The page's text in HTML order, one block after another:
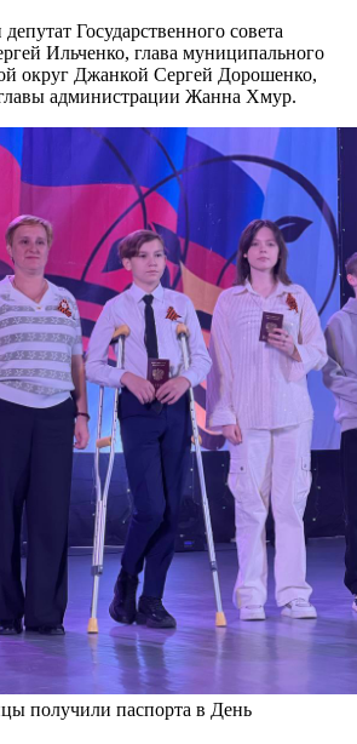
Государственного совета
Ильченко, глава муниципального
округ Джанкой Сергей Дорошенко,
администрации Жанна Хмур.
получили паспорта в День